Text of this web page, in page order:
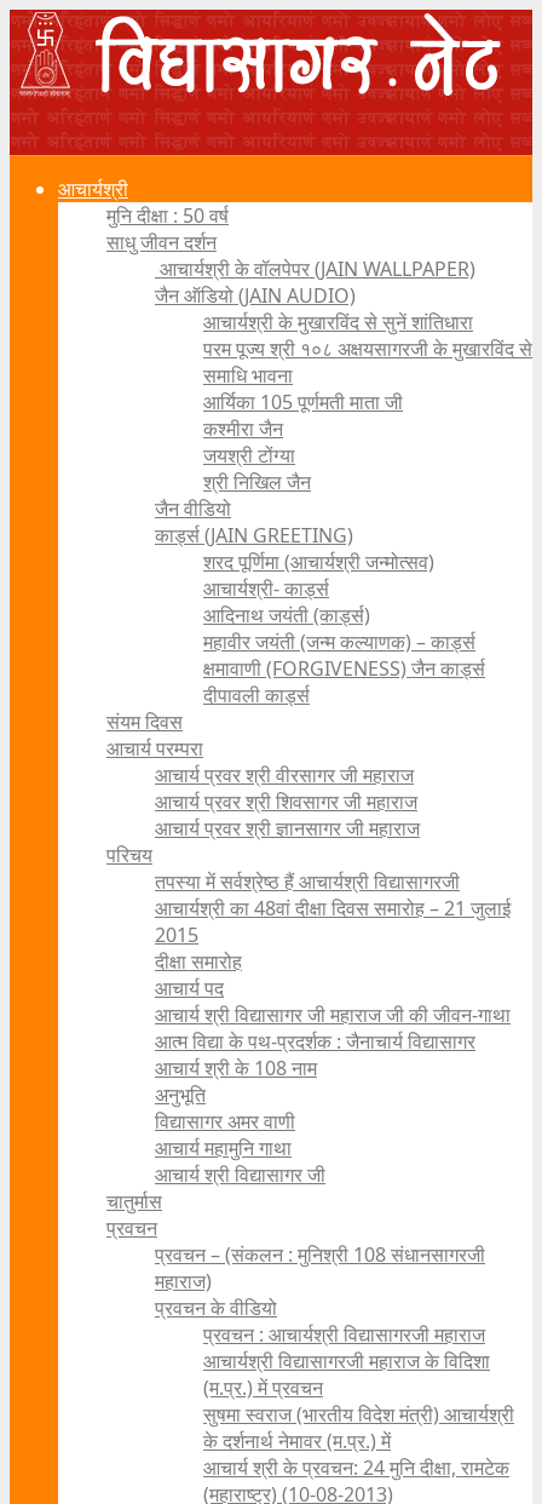
आचार्यश्री
मुनि दीक्षा : 50 वर्ष
साधु जीवन दर्शन
आचार्यश्री के वॉलपेपर (JAIN WALLPAPER)
जैन ऑडियो (JAIN AUDIO)
आचार्यश्री के मुखारविंद से सुनें शांतिधारा
परम पूज्य श्री १०८ अक्षयसागरजी के मुखारविंद से
समाधि भावना
आर्यिका 105 पूर्णमती माता जी
कश्मीरा जैन
जयश्री टोंग्या
श्री निखिल जैन
जैन वीडियो
कार्ड्स (JAIN GREETING)
शरद पूर्णिमा (आचार्यश्री जन्मोत्सव)
आचार्यश्री- कार्ड्स
आदिनाथ जयंती (कार्ड्स)
महावीर जयंती (जन्म कल्याणक) – कार्ड्स
क्षमावाणी (FORGIVENESS) जैन कार्ड्स
दीपावली कार्ड्स
संयम दिवस
आचार्य परम्परा
आचार्य प्रवर श्री वीरसागर जी महाराज
आचार्य प्रवर श्री शिवसागर जी महाराज
आचार्य प्रवर श्री ज्ञानसागर जी महाराज
परिचय
तपस्या में सर्वश्रेष्ठ हैं आचार्यश्री विद्यासागरजी
आचार्यश्री का 48वां दीक्षा दिवस समारोह – 21 जुलाई
2015
दीक्षा समारोह
आचार्य पद
आचार्य श्री विद्यासागर जी महाराज जी की जीवन-गाथा
आत्म विद्या के पथ-प्रदर्शक : जैनाचार्य विद्यासागर
आचार्य श्री के 108 नाम
अनुभूति
विद्यासागर अमर वाणी
आचार्य महामुनि गाथा
आचार्य श्री विद्यासागर जी
चातुर्मास
प्रवचन
प्रवचन – (संकलन : मुनिश्री 108 संधानसागरजी
महाराज)
प्रवचन के वीडियो
प्रवचन : आचार्यश्री ‍विद्यासागरजी महाराज
आचार्यश्री विद्यासागरजी महाराज के विदिशा
(म.प्र.) में प्रवचन
सुषमा स्वराज (भारतीय विदेश मंत्री) आचार्यश्री
के दर्शनार्थ नेमावर (म.प्र.) में
आचार्य श्री के प्रवचन: 24 मुनि दीक्षा, रामटेक
(महाराष्ट्र) (10-08-2013)